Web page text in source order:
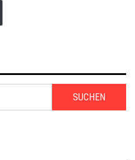
SUCHEN